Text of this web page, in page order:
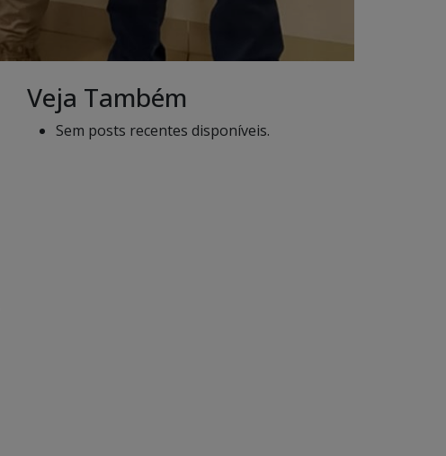
Veja Também
Sem posts recentes disponíveis.